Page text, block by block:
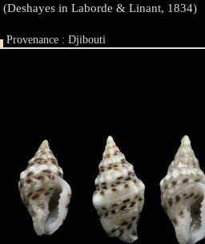
(Deshayes in Laborde & Linant, 1834)
Provenance : Djibouti
Taille : de 9 à 11 mm